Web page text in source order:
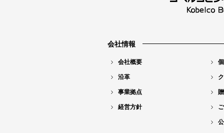
会社情報
会社概要
沿革
事業拠点
経営方針